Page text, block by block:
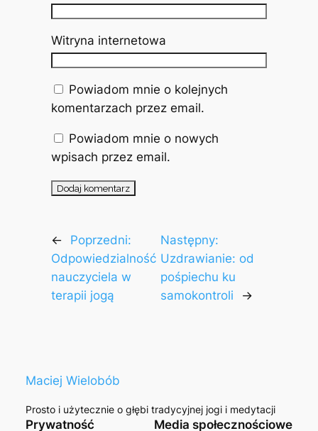
Witryna internetowa
Powiadom mnie o kolejnych
komentarzach przez email.
Powiadom mnie o nowych
wpisach przez email.
←
Poprzedni:
Odpowiedzialność
nauczyciela w
terapii jogą
Następny:
Uzdrawianie: od
pośpiechu ku
samokontroli
→
Maciej Wielobób
Prosto i użytecznie o głębi tradycyjnej jogi i medytacji
Prywatność Media społecznościowe